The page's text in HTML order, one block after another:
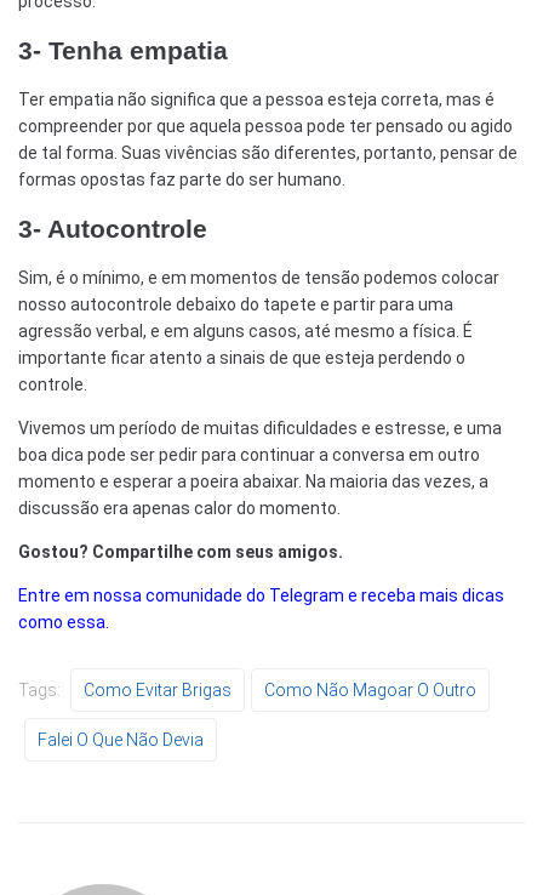
3- Tenha empatia
Ter empatia não significa que a pessoa esteja correta, mas é
compreender por que aquela pessoa pode ter pensado ou agido
de tal forma. Suas vivências são diferentes, portanto, pensar de
formas opostas faz parte do ser humano.
3- Autocontrole
Sim, é o mínimo, e em momentos de tensão podemos colocar
nosso autocontrole debaixo do tapete e partir para uma
agressão verbal, e em alguns casos, até mesmo a física. É
importante ficar atento a sinais de que esteja perdendo o
controle.
Vivemos um período de muitas dificuldades e estresse, e uma
boa dica pode ser pedir para continuar a conversa em outro
momento e esperar a poeira abaixar. Na maioria das vezes, a
discussão era apenas calor do momento.
Gostou? Compartilhe com seus amigos.
Entre em nossa comunidade do Telegram e receba mais dicas
como essa.
Tags: Como Evitar Brigas Como Não Magoar O Outro
Falei O Que Não Devia